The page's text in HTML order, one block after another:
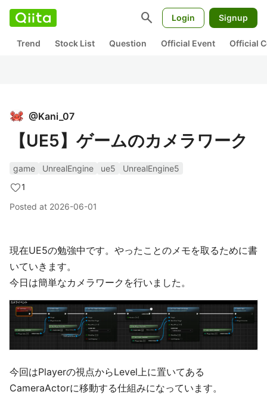
search Login Signup
Trend Stock List Question Official Event Official
@Kani_07
【UE5】ゲームのカメラワーク
game UnrealEngine ue5
UnrealEngine5
1
Posted at 2026-06-01
現在UE5の勉強中です。やったことのメモを取るために書
いていきます。
今日は簡単なカメラワークを行いました。
今回はPlayerの視点からLevel上に置いてある
CameraActorに移動する仕組みになっています。